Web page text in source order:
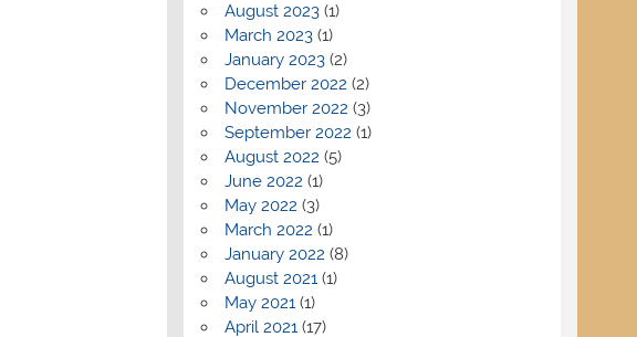
August 2023(1)
March 2023(1)
January 2023(2)
December 2022 (2)
November 2022 (3)
September 2022 (1)
August 2022 (5)
June 2022 (1)
May 2022 (3)
March 2022 (1)
January 2022 (8)
August 2021(1)
May 2021(1)
April 2021(17)